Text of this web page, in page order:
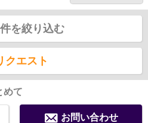
を絞り込む
クエスト
めて
お問い合わせ